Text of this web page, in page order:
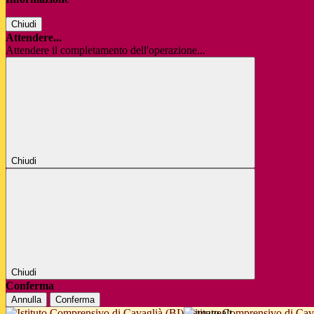
Chiudi
Attendere...
Attendere il completamento dell'operazione...
Chiudi
Chiudi
Conferma
Annulla Conferma